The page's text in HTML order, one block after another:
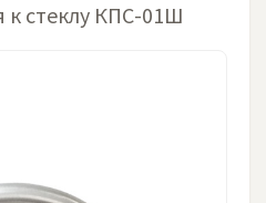
к стеклу КПС-01Ш